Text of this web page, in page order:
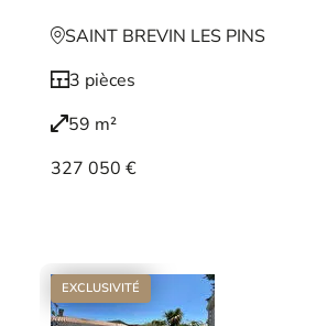
SAINT BREVIN LES PINS
3 pièces
59 m²
327 050 €
EXCLUSIVITÉ